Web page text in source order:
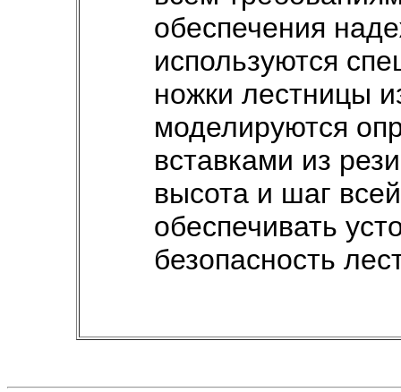
обеспечения
используются
ножки лестницы
моделируются
вставками из
высота и шаг
обеспечивать
безопасность